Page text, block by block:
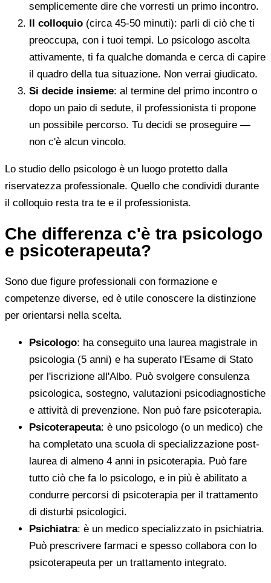
semplicemente dire che vorresti un primo incontro.
Il colloquio (circa 45-50 minuti): parli di ciò che ti
preoccupa, con i tuoi tempi. Lo psicologo ascolta
attivamente, ti fa qualche domanda e cerca di capire
il quadro della tua situazione. Non verrai giudicato.
Si decide insieme: al termine del primo incontro o
dopo un paio di sedute, il professionista ti propone
un possibile percorso. Tu decidi se proseguire —
non c'è alcun vincolo.
Lo studio dello psicologo è un luogo protetto dalla
riservatezza professionale. Quello che condividi durante
il colloquio resta tra te e il professionista.
Che differenza c'è tra psicologo
e psicoterapeuta?
Sono due figure professionali con formazione e
competenze diverse, ed è utile conoscere la distinzione
per orientarsi nella scelta.
Psicologo: ha conseguito una laurea magistrale in
psicologia (5 anni) e ha superato l'Esame di Stato
per l'iscrizione all'Albo. Può svolgere consulenza
psicologica, sostegno, valutazioni psicodiagnostiche
e attività di prevenzione. Non può fare psicoterapia.
Psicoterapeuta: è uno psicologo (o un medico) che
ha completato una scuola di specializzazione post-
laurea di almeno 4 anni in psicoterapia. Può fare
tutto ciò che fa lo psicologo, e in più è abilitato a
condurre percorsi di psicoterapia per il trattamento
di disturbi psicologici.
Psichiatra: è un medico specializzato in psichiatria.
Può prescrivere farmaci e spesso collabora con lo
psicoterapeuta per un trattamento integrato.